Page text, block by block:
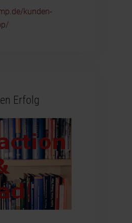
kunden-
Erfolg